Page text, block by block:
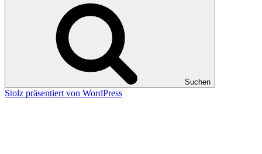
Suchen
Stolz präsentiert von WordPress